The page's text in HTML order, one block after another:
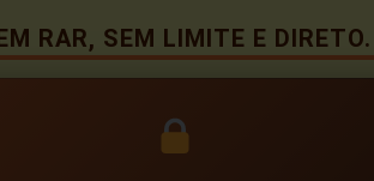
RAR, SEM LIMITE E DIRETO.